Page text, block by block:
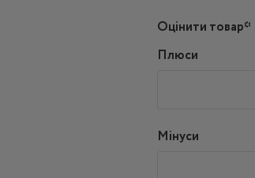
Оцінити товар*
Плюси
Мінуси